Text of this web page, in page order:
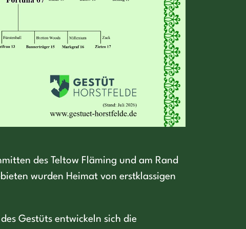
des Teltow Fläming und am Rand
wurden Heimat von erstklassigen
Gestüts entwickeln sich die